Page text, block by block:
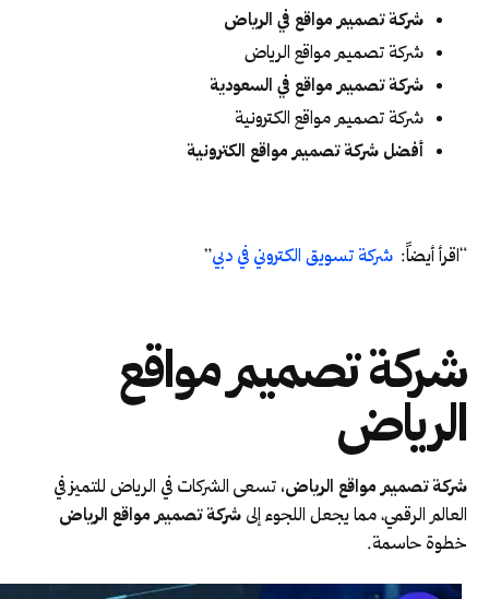
شركة تصميم مواقع في الرياض
شركة تصميم مواقع الرياض
شركة تصميم مواقع في السعودية
شركة تصميم مواقع الكترونية
أفضل شركة تصميم مواقع الكترونية
“اقرأ أيضاً: شركة تسويق الكتروني في دبي”
شركة تصميم مواقع
الرياض
شركة تصميم مواقع الرياض، تسعى الشركات في الرياض للتميز في
العالم الرقمي، مما يجعل اللجوء إلى شركة تصميم مواقع الرياض
خطوة حاسمة.